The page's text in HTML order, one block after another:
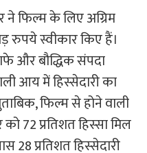
ने फिल्म के लिए अग्रिम
स्वीकार किए हैं।
और बौद्धिक संपदा
आय में हिस्सेदारी का
फिल्म से होने वाली
72 प्रतिशत हिस्सा मिल
28 प्रतिशत हिस्सेदारी